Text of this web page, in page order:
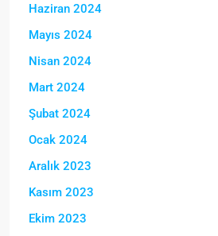
Haziran 2024
Mayıs 2024
Nisan 2024
Mart 2024
Şubat 2024
Ocak 2024
Aralık 2023
Kasım 2023
Ekim 2023